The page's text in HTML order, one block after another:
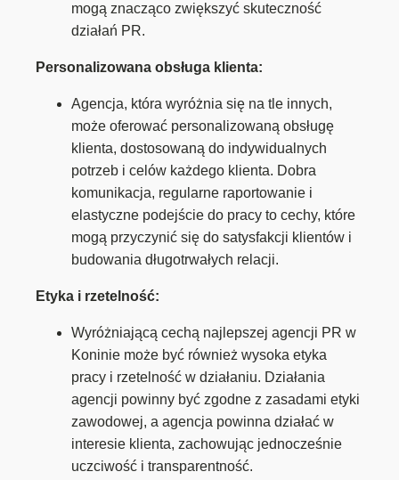
mogą znacząco zwiększyć skuteczność
działań PR.
Personalizowana obsługa klienta:
Agencja, która wyróżnia się na tle innych,
może oferować personalizowaną obsługę
klienta, dostosowaną do indywidualnych
potrzeb i celów każdego klienta. Dobra
komunikacja, regularne raportowanie i
elastyczne podejście do pracy to cechy, które
mogą przyczynić się do satysfakcji klientów i
budowania długotrwałych relacji.
Etyka i rzetelność:
Wyróżniającą cechą najlepszej agencji PR w
Koninie może być również wysoka etyka
pracy i rzetelność w działaniu. Działania
agencji powinny być zgodne z zasadami etyki
zawodowej, a agencja powinna działać w
interesie klienta, zachowując jednocześnie
uczciwość i transparentność.